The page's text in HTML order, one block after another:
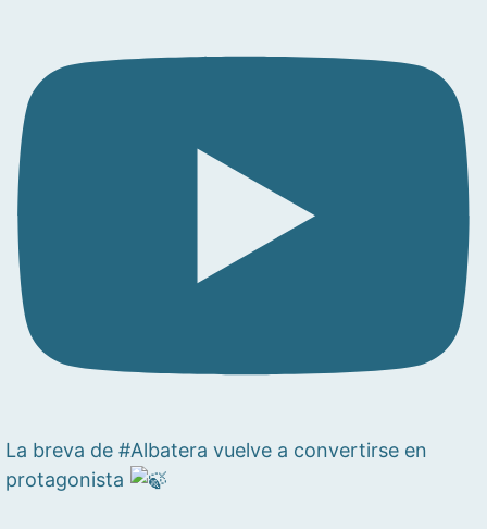
La breva de #Albatera vuelve a convertirse en
protagonista